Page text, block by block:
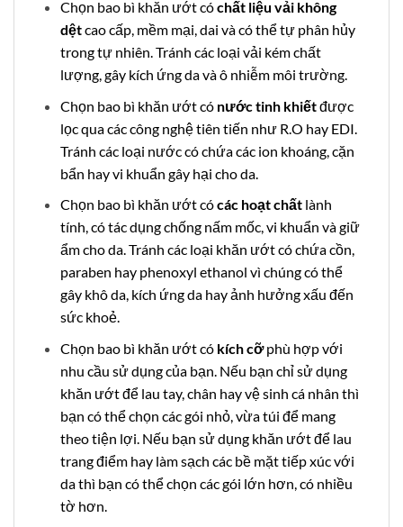
Chọn bao bì khăn ướt cóchất liệu vải không
dệtcao cấp, mềm mại, dai và có thể tự phân hủy
trong tự nhiên. Tránh các loại vải kém chất
lượng, gây kích ứng da và ô nhiễm môi trường.
Chọn bao bì khăn ướt có nước tinh khiếtđược
lọc qua các công nghệ tiên tiến như R.O hay EDI.
Tránh các loại nước có chứa các ion khoáng, cặn
bẩn hay vi khuẩn gây hại cho da.
Chọn bao bì khăn ướt cócác hoạt chấtlành
tính, có tác dụng chống nấm mốc, vi khuẩn và giữ
ẩm cho da. Tránh các loại khăn ướt có chứa cồn,
paraben hay phenoxyl ethanol vì chúng có thể
gây khô da, kích ứng da hay ảnh hưởng xấu đến
sức khoẻ.
Chọn bao bì khăn ướt có kích cỡphù hợp với
nhu cầu sử dụng của bạn. Nếu bạn chỉ sử dụng
khăn ướt để lau tay, chân hay vệ sinh cá nhân thì
bạn có thể chọn các gói nhỏ, vừa túi để mang
theo tiện lợi. Nếu bạn sử dụng khăn ướt để lau
trang điểm hay làm sạch các bề mặt tiếp xúc với
da thì bạn có thể chọn các gói lớn hơn, có nhiều
tờ hơn.